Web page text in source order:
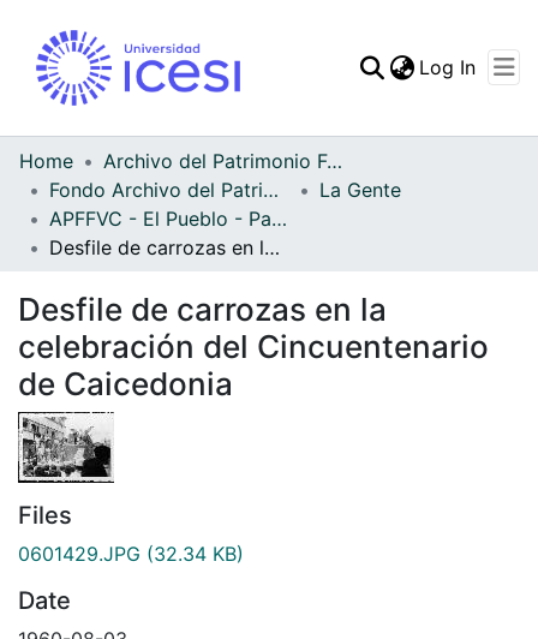
Statistics
Log In
Home
Archivo del Patrimonio Fotográfico y Fílmico del Valle del Cauca
Fondo Archivo del Patrimonio Fotográfico y Fílmico del Valle del Cauca
La Gente
APFFVC - El Pueblo - Patrimonial
Desfile de carrozas en la celebración del Cincuentenario de Caicedonia
Desfile de carrozas en la
celebración del Cincuentenario
de Caicedonia
Files
0601429.JPG (32.34 KB)
Date